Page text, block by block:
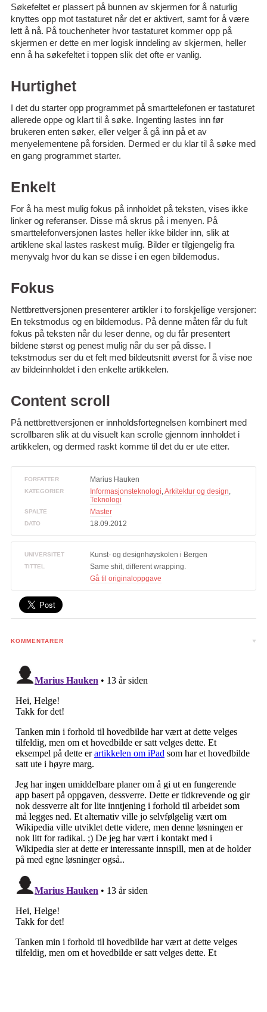
Søkefeltet er plassert på bunnen av skjermen for å naturlig
knyttes opp mot tastaturet når det er aktivert, samt for å være
lett å nå. På touchenheter hvor tastaturet kommer opp på
skjermen er dette en mer logisk inndeling av skjermen, heller
enn å ha søkefeltet i toppen slik det ofte er vanlig.
Hurtighet
I det du starter opp programmet på smarttelefonen er tastaturet
allerede oppe og klart til å søke. Ingenting lastes inn før
brukeren enten søker, eller velger å gå inn på et av
menyelementene på forsiden. Dermed er du klar til å søke med
en gang programmet starter.
Enkelt
For å ha mest mulig fokus på innholdet på teksten, vises ikke
linker og referanser. Disse må skrus på i menyen. På
smarttelefonversjonen lastes heller ikke bilder inn, slik at
artiklene skal lastes raskest mulig. Bilder er tilgjengelig fra
menyvalg hvor du kan se disse i en egen bildemodus.
Fokus
Nettbrettversjonen presenterer artikler i to forskjellige versjoner:
En tekstmodus og en bildemodus. På denne måten får du fult
fokus på teksten når du leser denne, og du får presentert
bildene størst og penest mulig når du ser på disse. I
tekstmodus ser du et felt med bildeutsnitt øverst for å vise noe
av bildeinnholdet i den enkelte artikkelen.
Content scroll
På nettbrettversjonen er innholdsfortegnelsen kombinert med
scrollbaren slik at du visuelt kan scrolle gjennom innholdet i
artikkelen, og dermed raskt komme til det du er ute etter.
FORFATTER Marius Hauken
KATEGORIER Informasjonsteknologi,Arkitektur og design,
Teknologi
SPALTE Master
DATO 18.09.2012
UNIVERSITET Kunst- og designhøyskolen i Bergen
TITTEL
Same shit, different wrapping.
Gå til originaloppgave
KOMMENTARER